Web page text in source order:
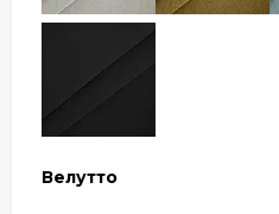
Велутто